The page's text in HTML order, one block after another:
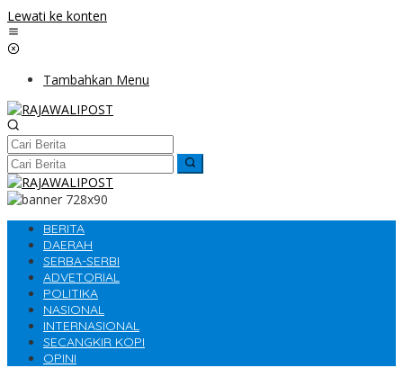
Lewati ke konten
Tambahkan Menu
BERITA
DAERAH
SERBA-SERBI
ADVETORIAL
POLITIKA
NASIONAL
INTERNASIONAL
SECANGKIR KOPI
OPINI